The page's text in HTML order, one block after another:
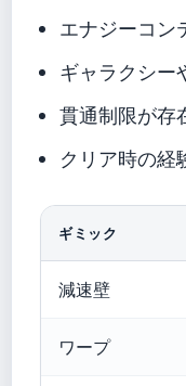
エナジーコン
ギャラクシー
貫通制限が存
クリア時の経
ギミック
減速壁
ワープ